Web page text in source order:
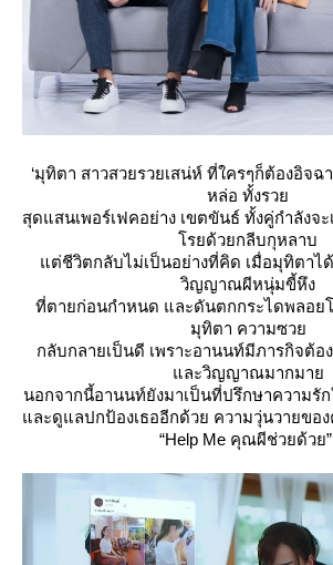
‘มุทิตา สาวสวยรวยเสน่ห์ ที่ใครๆก็ต้องอิจ
หล่อ ทั้งรว
สุดแสนเพอร์เฟคอย่าง เขตขันธ์ ทั้งคู่กำลังจ
รยด้วยกลีบกุหลาบ
ต่ชีวิตกลับไม่เป็นอย่างที่คิด เมื่อมุทิตาไ
วิญญาณผีหนุ่มขี้หึง
ที่ตายก่อนกำหนด และดันตกกระไดพลอย
มุทิตา ความซว
กลับกลายเป็นดี เพราะอานนท์มีภารกิจต้อ
ละวิญญาณมากมา
นอกจากนี้อานนท์ยังมาเป็นที่ปรึกษาความรั
ละดูแลปกป้องเธออีกด้วย ความวุ่นวายของ
“Help Me คุณผีช่วยด้วย”